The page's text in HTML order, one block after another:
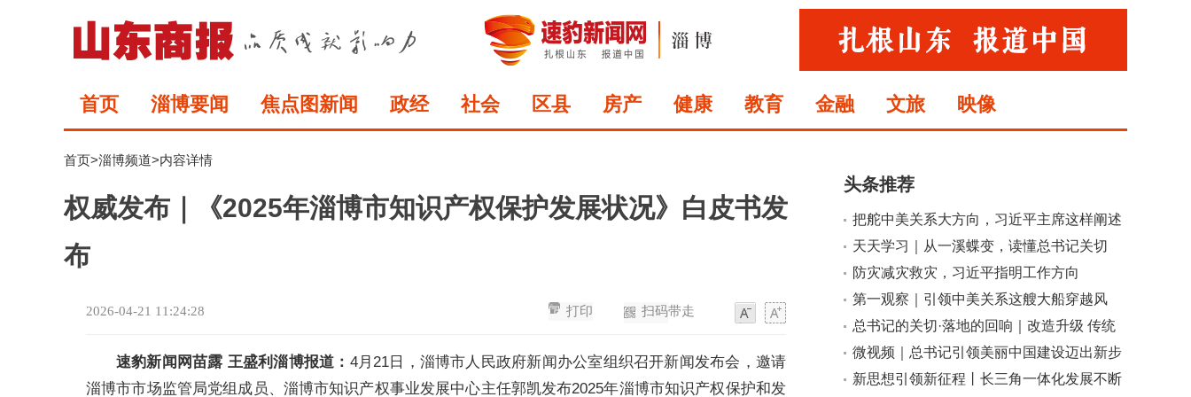
首页 淄博要闻 焦点图新闻 政经 社会 区县 房产 健康 教育 金融 文旅 映像
首页>淄博频道>内容详情
权威发布｜《2025年淄博市知识产权保护发展状况》白皮书发
布
2026-04-21 11:24:28 扫码带走
打印
速豹新闻网苗露 王盛利淄博报道： 4月21日，淄博市人民政府新闻办公室组织召开新闻发布会，邀请
淄博市市场监管局党组成员、淄博市知识产权事业发展中心主任郭凯发布2025年淄博市知识产权保护和发
头条推荐
把舵中美关系大方向，习近平主席这样阐述
天天学习｜从一溪蝶变，读懂总书记关切
的“永恒课题”
防灾减灾救灾，习近平指明工作方向
第一观察｜引领中美关系这艘大船穿越风
浪、平稳前行
总书记的关切·落地的回响｜改造升级 传统
产业提质增效
微视频｜总书记引领美丽中国建设迈出新步
伐
新思想引领新征程丨长三角一体化发展不断